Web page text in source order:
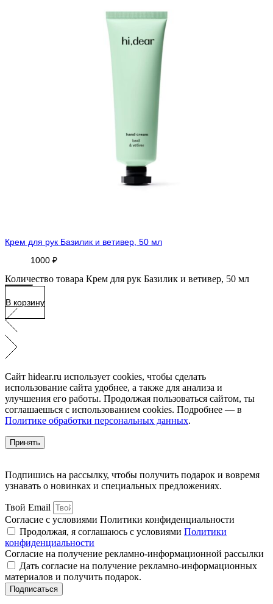
Крем для рук Базилик и ветивер, 50 мл
1000₽
Количество товара Крем для рук Базилик и ветивер, 50 мл
В корзину
Сайт hidear.ru использует cookies, чтобы сделать
использование сайта удобнее, а также для анализа и
улучшения его работы. Продолжая пользоваться сайтом, ты
соглашаешься с использованием cookies. Подробнее — в
Политике обработки персональных данных.
Принять
Подпишись на рассылку, чтобы получить подарок и вовремя
узнавать о новинках и специальных предложениях.
Твой Email
Согласие с условиями Политики конфиденциальности
Продолжая, я соглашаюсь с условиями Политики
конфиденциальности
Согласие на получение рекламно-информационной рассылки
Дать согласие на получение рекламно-информационных
материалов и получить подарок.
Подписаться